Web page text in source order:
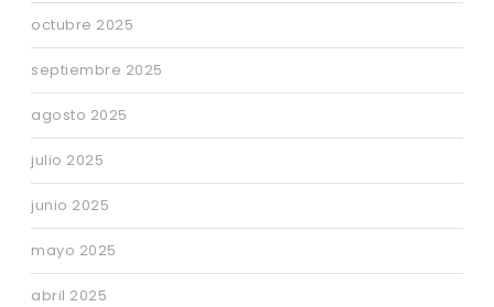
octubre 2025
septiembre 2025
agosto 2025
julio 2025
junio 2025
mayo 2025
abril 2025